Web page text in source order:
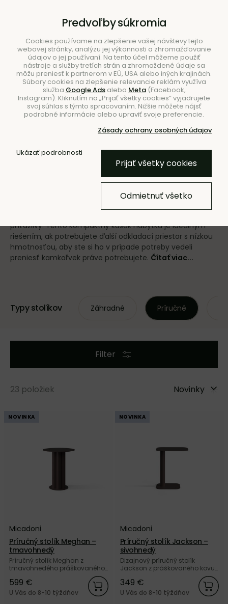
Hľadať
Úvod Nábytok
Príručné stolíky
príťažlivý. Tento kompaktný kúsok nábytku je ideálnym
riešením, ak potrebujete ďalší odkladací priestor s nízkou
hmotnosťou, aby ste si ho v prípade potreby vedeli
preniesť kamkoľvek práve potrebujete. Čítať viac...
Typy stolíkov Záhradné Príručné
Filter
23 položiek Novinky
NOVINKA
Micadoni
Príručný stolík Meghan –
tmavohnedý
Príručný stolík Meghan z
tmavohnedého práškovaného
doskou a masívnou podnožou
tvorenou vertikálnymi trubkami
od značky Micadoni.
599 €
U Vás do 8-10 týždňov
NOVINKA
Micadoni
Príručný stolík Jackson –
sivohnedý
Dizajnový príručný stolík
Jackson z práškovaného kovu
sivohnedej farby od značky
Micadoni.
349 €
U Vás do 8-10 týždňov
Predvoľby súkromia
Cookies používame na zlepšenie vašej návštevy tejto
webovej stránky, analýzu jej výkonnosti a zhromažďovanie
údajov o jej používaní. Na tento účel môžeme použiť
nástroje a služby tretích strán a zhromaždené údaje sa
môžu preniesť k partnerom v EÚ, USA alebo iných krajinách.
Súbory cookies na zlepšenie relevancie reklám využíva
služba Google Adsalebo Meta(Facebook,
Instagram). Kliknutím na „Prijať všetky cookies“ vyjadrujete
svoj súhlas s týmto spracovaním. Nižšie môžete nájsť
podrobné informácie alebo upraviť svoje preferencie.
Zásady ochrany osobných údajov
Ukázať podrobnosti
Prijať všetky cookies
Odmietnuť všetko